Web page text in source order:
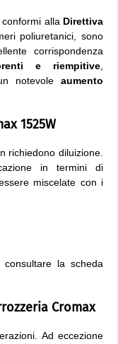
alla Direttiva
poliuretanici, sono
corrispondenza
e riempitive
notevole aumento
1525W
richiedono diluizione.
in termini di
miscelate con i
la scheda
Cromax
Ad eccezione